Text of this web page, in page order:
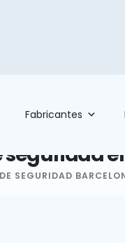
Fabricantes
seguridad
SEGURIDAD